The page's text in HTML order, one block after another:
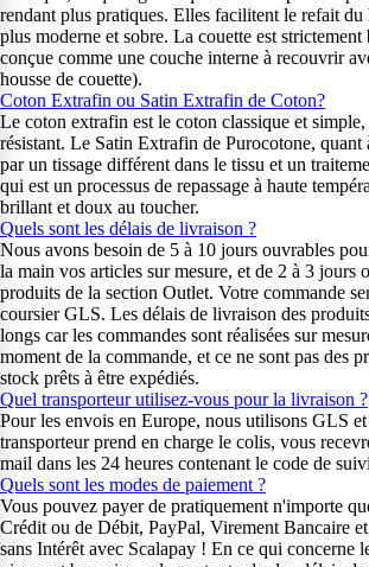
rendant plus pratiques. Elles facilitent le refait
plus moderne et sobre. La couette est strictement
conçue comme une couche interne à recouvrir
housse de couette).
Coton Extrafin ou Satin Extrafin de Coton?
Le coton extrafin est le coton classique et simple,
résistant. Le Satin Extrafin de Purocotone, quant
par un tissage différent dans le tissu et un
qui est un processus de repassage à haute
brillant et doux au toucher.
Quels sont les délais de livraison ?
Nous avons besoin de 5 à 10 jours ouvrables
la main vos articles sur mesure, et de 2 à 3 jours
produits de la section Outlet. Votre commande
coursier GLS. Les délais de livraison des
longs car les commandes sont réalisées sur
moment de la commande, et ce ne sont pas des
stock prêts à être expédiés.
Quel transporteur utilisez-vous pour la livraison ?
Pour les envois en Europe, nous utilisons GLS
transporteur prend en charge le colis, vous
mail dans les 24 heures contenant le code de
Quels sont les modes de paiement ?
Vous pouvez payer de pratiquement n'importe
Crédit ou de Débit, PayPal, Virement Bancaire
sans Intérêt avec Scalapay ! En ce qui concerne